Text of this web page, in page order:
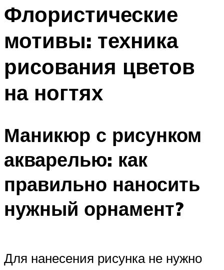
Флористические
мотивы: техника
рисования цветов
на ногтях
Маникюр с рисунком
акварелью: как
правильно наносить
нужный орнамент?
Для нанесения рисунка не нужно